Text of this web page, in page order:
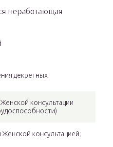
неработающая
декретных
консультации
консультацией;